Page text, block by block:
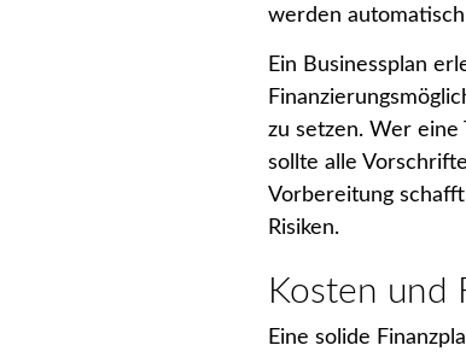
werden
Ein Businessplan
zu setzen. Wer eine
sollte alle
Vorbereitung
Risiken.
Kosten und
Eine solide